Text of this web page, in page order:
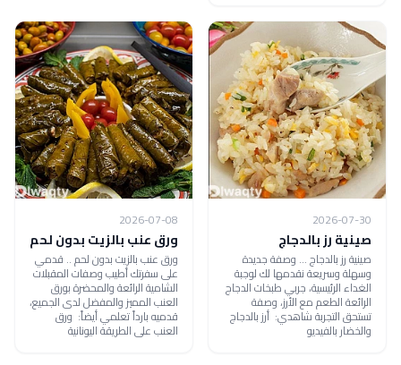
2026-07-30
صينية رز بالدجاج
صينية رز بالدجاج ... وصفة جديدة
وسهلة وسريعة نقدمها لك لوجبة
الغداء الرئيسية، جربي طبخات الدجاج
الرائعة الطعم مع الأرز، وصفة
تستحق التجربة شاهدي: أرز بالدجاج
والخضار بالفيديو
2026-07-08
ورق عنب بالزيت بدون لحم
ورق عنب بالزيت بدون لحم .. قدمي
على سفرتك أطيب وصفات المقبلات
الشامية الرائعة والمحضرة بورق
العنب المميز والمفضل لدى الجميع،
قدميه بارداً تعلمي أيضاً: ورق
العنب على الطريقة اليونانية